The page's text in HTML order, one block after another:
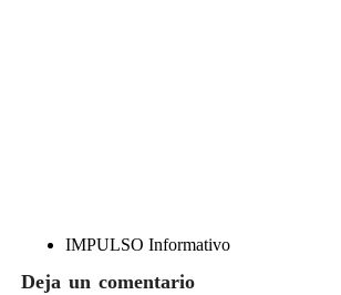
IMPULSO Informativo
Deja un comentario